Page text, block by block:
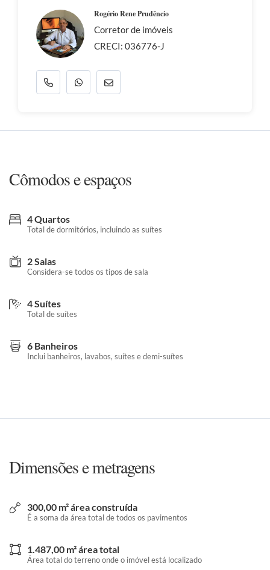
Rogério Rene Prudêncio
Corretor de imóveis
CRECI: 036776-J
Cômodos e espaços
4 Quartos
Total de dormitórios, incluindo as suítes
2 Salas
Considera-se todos os tipos de sala
4 Suítes
Total de suítes
6 Banheiros
Inclui banheiros, lavabos, suítes e demi-suítes
Dimensões e metragens
300,00 m² área construída
É a soma da área total de todos os pavimentos
1.487,00 m² área total
Área total do terreno onde o imóvel está localizado